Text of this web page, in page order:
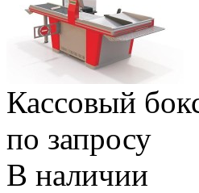
Кассовый
по запросу
В наличии